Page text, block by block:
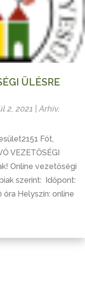
ÜLÉSRE
2, 2021 | Arhív,
Fót,
VEZETŐSÉGI
Online vezetőségi
szerint: Időpont:
óra Helyszín: online